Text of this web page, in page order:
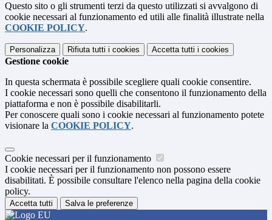
Questo sito o gli strumenti terzi da questo utilizzati si avvalgono di
cookie necessari al funzionamento ed utili alle finalità illustrate nella
COOKIE POLICY.
Personalizza Rifiuta tutti i cookies Accetta tutti i cookies
Gestione cookie
In questa schermata è possibile scegliere quali cookie consentire.
I cookie necessari sono quelli che consentono il funzionamento della
piattaforma e non è possibile disabilitarli.
Per conoscere quali sono i cookie necessari al funzionamento potete
visionare la COOKIE POLICY.
Cookie necessari per il funzionamento
I cookie necessari per il funzionamento non possono essere
disabilitati. È possibile consultare l'elenco nella pagina della cookie
policy.
Accetta tutti Salva le preferenze